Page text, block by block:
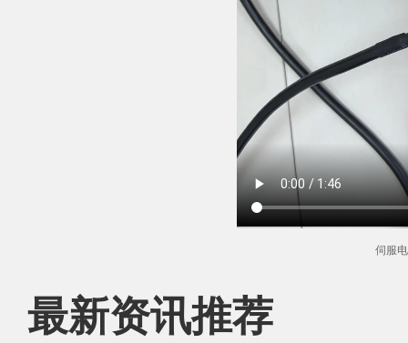
伺服
最新资讯推荐